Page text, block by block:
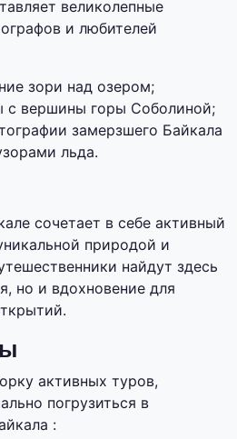
великолепные
и любителей
зори над озером;
с вершины горы Соболиной;
замерзшего Байкала
льда.
сочетает в себе активный
природой и
найдут здесь
но и вдохновение для
активных туров,
погрузиться в
: